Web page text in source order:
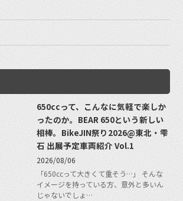
650ccって、こんなに気軽で楽しか
ったのか。BEAR 650という新しい
相棒。BikeJIN祭り2026@東北・雫
石 出展予定車両紹介 Vol.1
2026/08/06
「650ccって大きくて重そう…」 そんな
イメージを持っている方、意外と多いん
じゃないでしょ…